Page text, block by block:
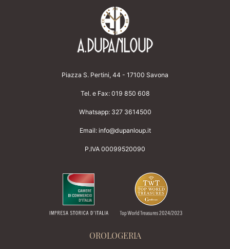
Piazza S. Pertini, 44 - 17100 Savona
Tel. e Fax: 019 850 608
Whatsapp: 327 3614500
Email: info@dupanloup.it
P.IVA 00099520090
OROLOGERIA